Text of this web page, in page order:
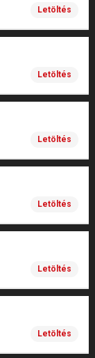
Letöltés
Letöltés
Letöltés
Letöltés
Letöltés
Letöltés